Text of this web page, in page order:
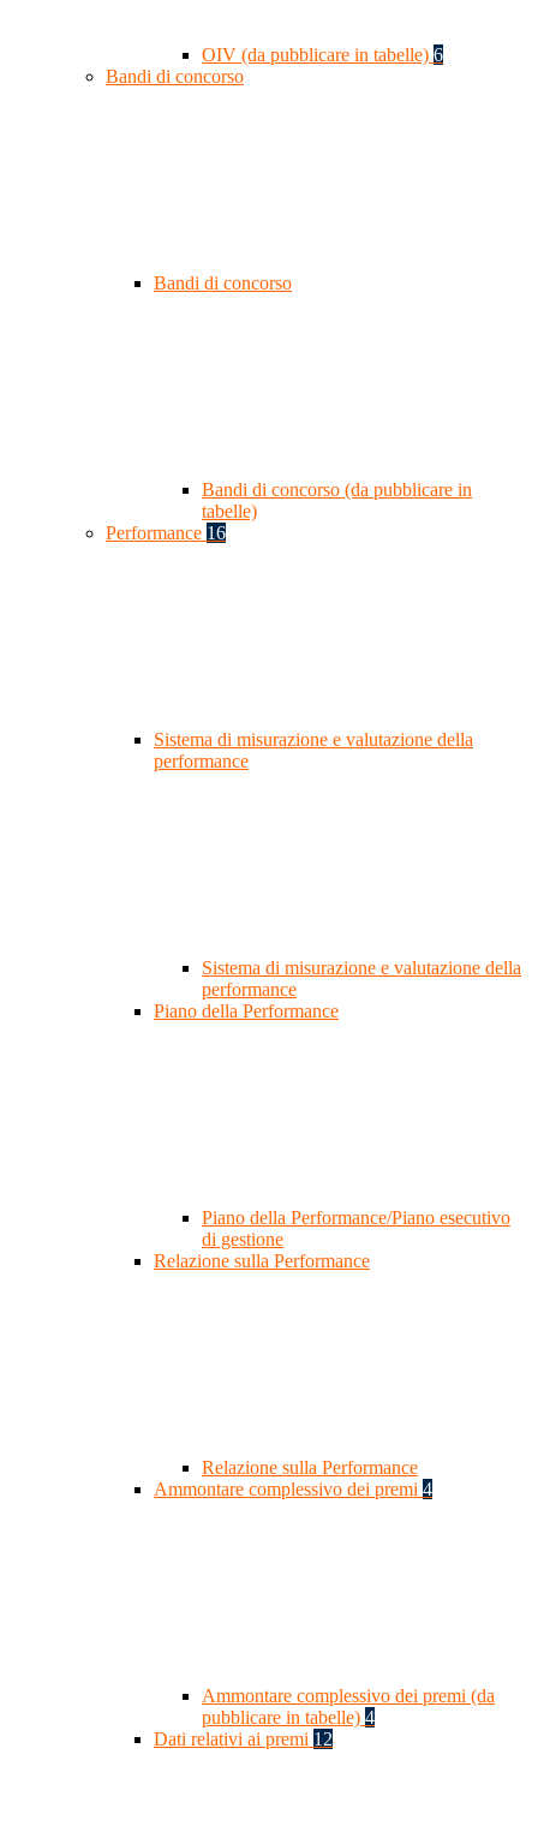
OIV (da pubblicare in tabelle) 6
Bandi di concorso
Bandi di concorso
Bandi di concorso (da pubblicare in
tabelle)
Performance 16
Sistema di misurazione e valutazione della
performance
Sistema di misurazione e valutazione della
performance
Piano della Performance
Piano della Performance/Piano esecutivo
di gestione
Relazione sulla Performance
Relazione sulla Performance
Ammontare complessivo dei premi 4
Ammontare complessivo dei premi (da
pubblicare in tabelle) 4
Dati relativi ai premi 12